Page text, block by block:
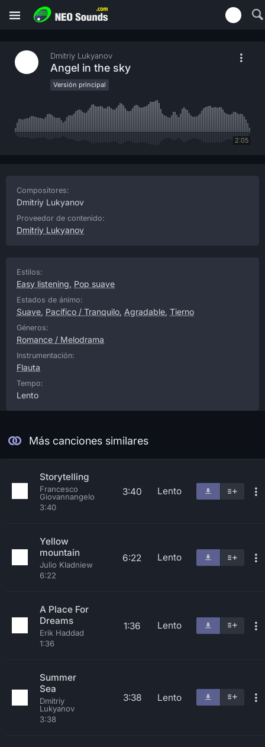
Dmitriy Lukyanov
Angel in the sky
Versión principal
2:05
Compositores:
Dmitriy Lukyanov
Proveedor de contenido:
Dmitriy Lukyanov
Estilos:
Easy listening, Pop suave
Estados de ánimo:
Suave, Pacífico / Tranquilo, Agradable, Tierno
Géneros:
Romance / Melodrama
Instrumentación:
Flauta
Tempo:
Lento
Más canciones similares
Storytelling
Francesco
Giovannangelo
3:40
3:40 Lento
Yellow
mountain
Julio Kladniew
6:22
6:22 Lento
A Place For
Dreams
Erik Haddad
1:36
1:36 Lento
Summer
Sea
Dmitriy
Lukyanov
3:38
3:38 Lento